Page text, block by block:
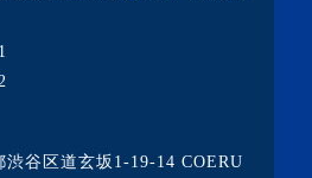
谷区道玄坂1-19-14 COERU